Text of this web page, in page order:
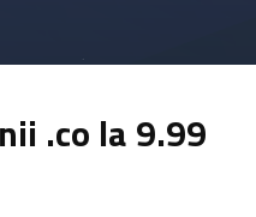
.co la 9.99